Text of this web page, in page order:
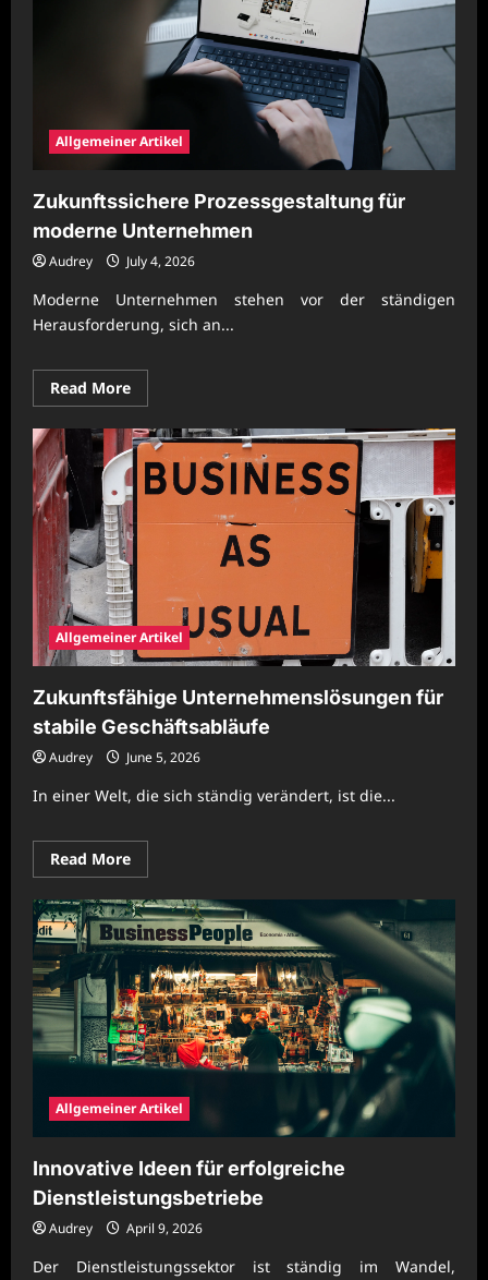
Allgemeiner Artikel
Zukunftssichere Prozessgestaltung für
moderne Unternehmen
Audrey July 4, 2026
Moderne Unternehmen stehen vor der ständigen
Herausforderung, sich an...
Read MoreRead
more
Zukunftssichere
Prozessgestaltung
für
moderne
Unternehmen
Allgemeiner Artikel
Zukunftsfähige Unternehmenslösungen für
stabile Geschäftsabläufe
Audrey June 5, 2026
In einer Welt, die sich ständig verändert, ist die...
Read MoreRead
more
Zukunftsfähige
Unternehmenslösungen
für
stabile
Geschäftsabläufe
Allgemeiner Artikel
Innovative Ideen für erfolgreiche
Dienstleistungsbetriebe
Audrey April 9, 2026
Der Dienstleistungssektor ist ständig im Wandel,